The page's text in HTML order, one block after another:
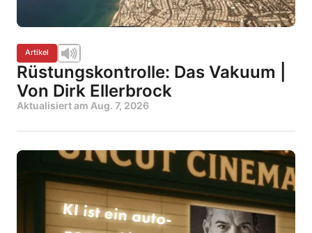
Artikel
Rüstungskontrolle: Das Vakuum |
Von Dirk Ellerbrock
Aktualisiert am Aug. 7, 2026